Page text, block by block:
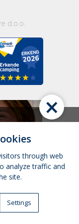
d.o.o.
×
through web
analyze traffic and
site.
Settings